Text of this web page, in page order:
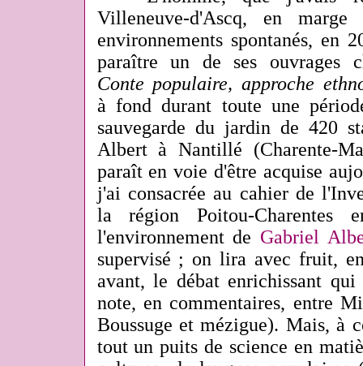
Villeneuve-d'Ascq, en
environnements spontanés, en
paraître un de ses ouvrages
Conte populaire, approche
à fond durant toute une
sauvegarde du jardin de 420
Albert à Nantillé (Charente-
paraît en voie d'être acquise
j'ai consacrée au cahier de
la région Poitou-Charentes
l'environnement de Gabriel
supervisé ; on lira avec fruit,
avant, le débat enrichissant
note, en commentaires, entre
Boussuge et mézigue). Mais, à
tout un puits de science en